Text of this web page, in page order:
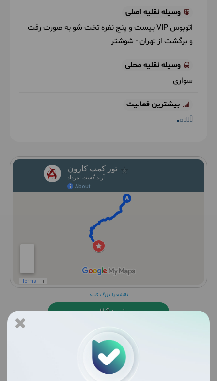
وسیله نقلیه اصلی
اتوبوس VIP بیست و پنج نفره تخت شو
به صورت رفت
و برگشت از تهران - شوشتر
وسیله نقلیه محلی
سواری
بیشترین فعالیت
نقشه را بزرگ کنید
خرید آنلاین